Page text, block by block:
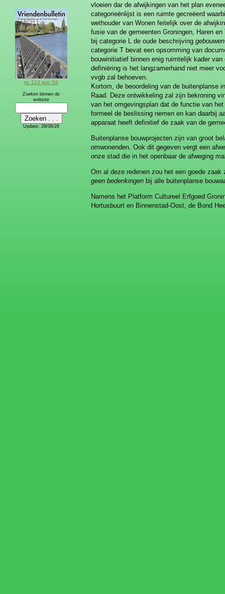
nr. 124 juni '26
Zoeken binnen de
website
Update: 28/06/26
vloeien dar de afwijkingen van het plan
categorieënlijst is een ruimte gecreëerd
wethouder van Wonen feitelijk over de
fusie van de gemeenten Groningen, Haren
bij categorie L de oude beschrijving
categorie T bevat een opsomming van
bouwinitiatief binnen enig ruimtelijk kader
definiëring is het langzamerhand niet meer
vvgb zal behoeven.
Kortom, de beoordeling van de buitenplanse
Raad. Deze ontwikkeling zal zijn bekroning
van het omgevingsplan dat de functie van
formeel de beslissing nemen en kan daarbij
apparaat heeft definitief de zaak van de
Buitenplanse bouwprojecten zijn van groot
omwonenden. Ook dit gegeven vergt een
onze stad die in het openbaar de afweging
Om al deze redenen zou het een goede
geen bedenkingen bij alle buitenplanse
Namens het Platform Cultureel Erfgoed
Hortusbuurt en Binnenstad-Oost, de Bond